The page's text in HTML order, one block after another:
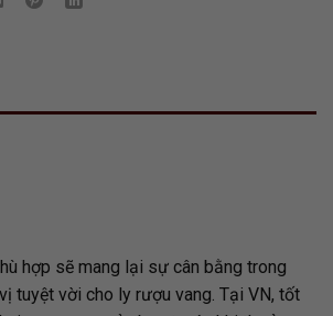
hợp sẽ mang lại sự cân bằng trong
tuyệt vời cho ly rượu vang. Tại VN, tốt